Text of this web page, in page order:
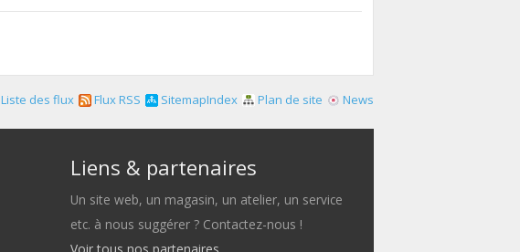
News
Plan de site
SitemapIndex
Flux RSS
Liste des flux
Liens & partenaires
Un site web, un magasin, un atelier, un service
etc. à nous suggérer ? Contactez-nous !